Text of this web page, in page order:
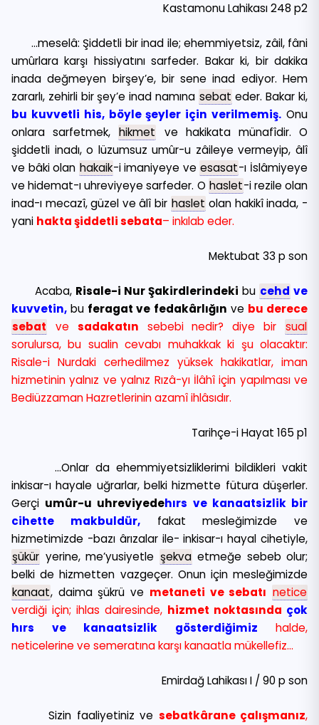
Kastamonu Lahikası 248 p2
…meselâ: Şiddetli bir inad ile; ehemmiyetsiz, zâil, fâni
umûrlara karşı hissiyatını sarfeder. Bakar ki, bir dakika
inada değmeyen birşey’e, bir sene inad ediyor. Hem
zararlı, zehirli bir şey’e inad namına sebat eder. Bakar ki,
bu kuvvetli his, böyle şeyler için verilmemiş. Onu
onlara sarfetmek, hikmet
ve hakikata münafîdir. O
şiddetli inadı, o lüzumsuz umûr-u zâileye vermeyip, âlî
ve bâki olan hakaik-i imaniyeye ve esasat-ı İslâmiyeye
ve hidemat-ı uhreviyeye sarfeder. O haslet-i rezile olan
inad-ı mecazî, güzel ve âlî bir haslet olan hakikî inada, -
yani hakta şiddetli sebata– inkılab eder.
Mektubat 33 p son
Acaba, Risale-i Nur Şakirdlerindeki bu cehd ve
kuvvetin, bu feragat ve fedakârlığın ve bu derece
sebat ve sadakatın sebebi nedir? diye bir sual
sorulursa, bu sualin cevabı muhakkak ki şu olacaktır:
Risale-i Nurdaki cerhedilmez yüksek hakikatlar, iman
hizmetinin yalnız ve yalnız Rızâ-yı İlâhî için yapılması ve
Bediüzzaman Hazretlerinin azamî ihlâsıdır.
Tarihçe-i Hayat 165 p1
…Onlar da ehemmiyetsizliklerimi bildikleri vakit
inkisar-ı hayale uğrarlar, belki hizmette fütura düşerler.
Gerçi umûr-u uhreviyedehırs ve kanaatsizlik bir
cihette makbuldür,fakat mesleğimizde ve
hizmetimizde -bazı ârızalar ile- inkisar-ı hayal cihetiyle,
şükür yerine, me’yusiyetle şekva etmeğe sebeb olur;
belki de hizmetten vazgeçer. Onun için mesleğimizde
kanaat, daima şükrü ve metaneti ve sebatı netice
verdiği için; ihlas dairesinde, hizmet noktasında çok
hırs ve kanaatsizlik gösterdiğimiz halde,
neticelerine ve semeratına karşı kanaatla mükellefiz…
Emirdağ Lahikası I / 90 p son
Sizin faaliyetiniz ve sebatkârane çalışmanız,